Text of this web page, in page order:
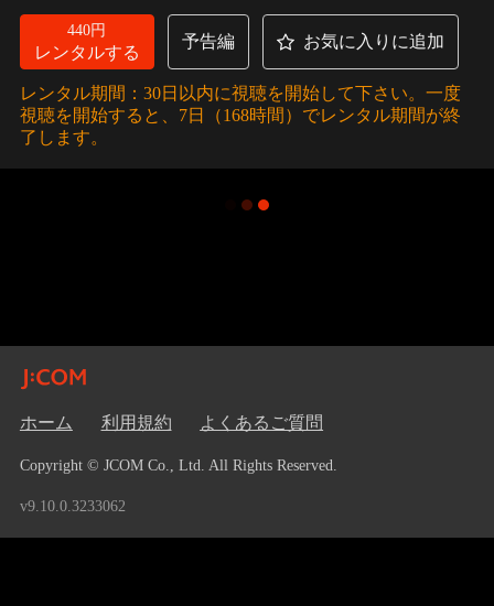
440円
レンタルする
予告編 お気に入りに追加
レンタル期間：30日以内に視聴を開始して下さい。一度
視聴を開始すると、7日（168時間）でレンタル期間が終
了します。
ホーム 利用規約 よくあるご質問
Copyright © JCOM Co., Ltd. All Rights Reserved.
v9.10.0.3233062